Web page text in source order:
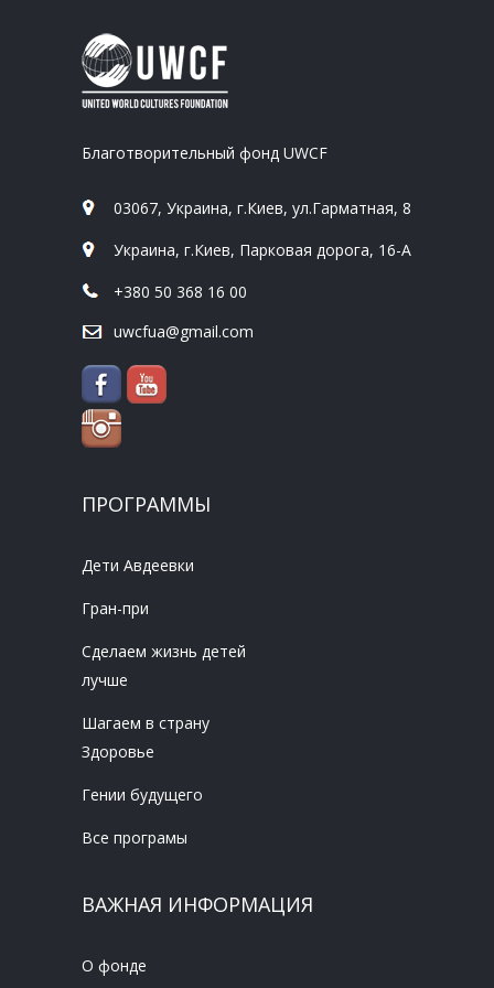
Благотворительный фонд UWCF
03067, Украина, г.Киев, ул.Гарматная, 8
Украина, г.Киев, Парковая дорога, 16-А
+380 50 368 16 00
uwcfua@gmail.com
ПРОГРАММЫ
Дети Авдеевки
Гран-при
Сделаем жизнь детей
лучше
Шагаем в страну
Здоровье
Гении будущего
Все програмы
ВАЖНАЯ ИНФОРМАЦИЯ
О фонде